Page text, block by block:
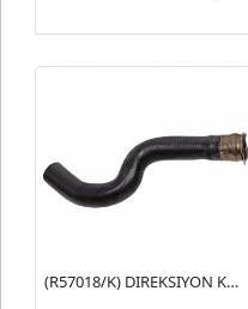
(R57018/K) DIREKSIYON KORUGU (SAG)(KIT) 124 (4373922)